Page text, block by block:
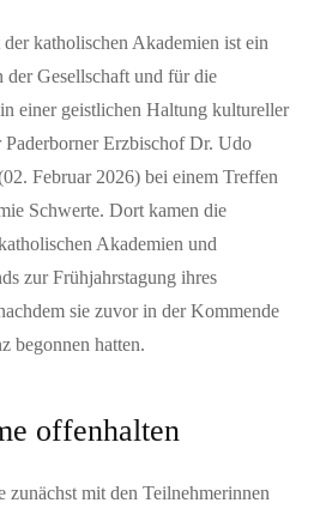
Muse Ende des Jahres
und der Schweiz mit dem Release
vs. Argentinien – Die
katholischen Akademien ist ein
Gesellschaft und für die
einer geistlichen Haltung kultureller
Erzbischof Dr. Udo
Februar 2026) bei einem Treffen
Schwerte. Dort kamen die
Akademien und
zur Frühjahrstagung ihres
sie zuvor in der Kommende
begonnen hatten.
offenhalten
mit den Teilnehmerinnen